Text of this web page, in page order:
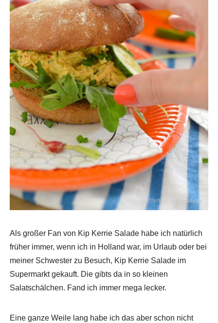
Als großer Fan von Kip Kerrie Salade habe ich natürlich
früher immer, wenn ich in Holland war, im Urlaub oder bei
meiner Schwester zu Besuch, Kip Kerrie Salade im
Supermarkt gekauft. Die gibts da in so kleinen
Salatschälchen. Fand ich immer mega lecker.
Eine ganze Weile lang habe ich das aber schon nicht